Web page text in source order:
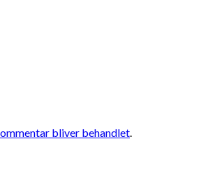
bliver behandlet.